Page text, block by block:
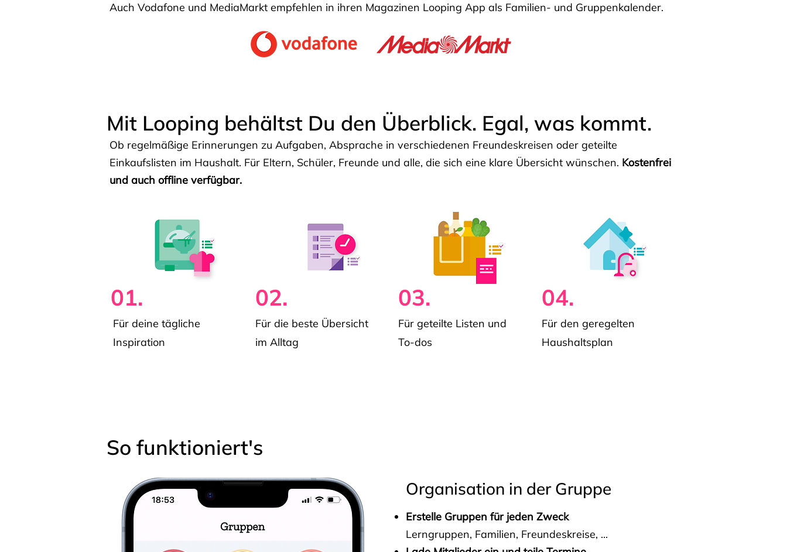
Auch Vodafone und MediaMarkt empfehlen in ihren Magazinen Looping App als Familien- und Gruppenkalender.
Mit Looping behältst Du den Überblick. Egal, was kommt.
Ob regelmäßige Erinnerungen zu Aufgaben, Absprache in verschiedenen Freundeskreisen oder geteilte
Einkaufslisten im Haushalt. Für Eltern, Schüler, Freunde und alle, die sich eine klare Übersicht wünschen. Kostenfrei
und auch offline verfügbar.
01.
Für deine tägliche
Inspiration
02.
Für die beste Übersicht
im Alltag
03.
Für geteilte Listen und
To-dos
04.
Für den geregelten
Haushaltsplan
So funktioniert's
Organisation in der Gruppe
Erstelle Gruppen für jeden Zweck
Lerngruppen, Familien, Freundeskreise, ...